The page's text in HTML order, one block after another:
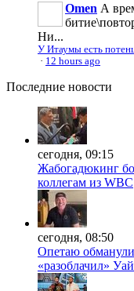
Omen А
Ни...
У Итаумы есть
· 12 hours ago
Последние новости
сегодня, 09:15
Жабогадюкинг
коллегам из WBC
сегодня, 08:50
Опетаю
«разоблачил»